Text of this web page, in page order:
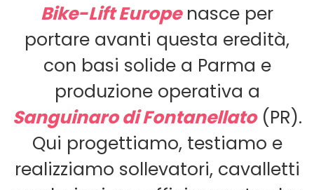
Bike-Lift Europe nasce per
portare avanti questa eredità,
con basi solide a Parma e
produzione operativa a
Sanguinaro di Fontanellato(PR).
Qui progettiamo, testiamo e
realizziamo sollevatori, cavalletti